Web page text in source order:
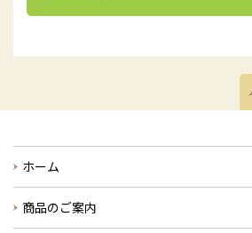
ホーム
商品のご案内